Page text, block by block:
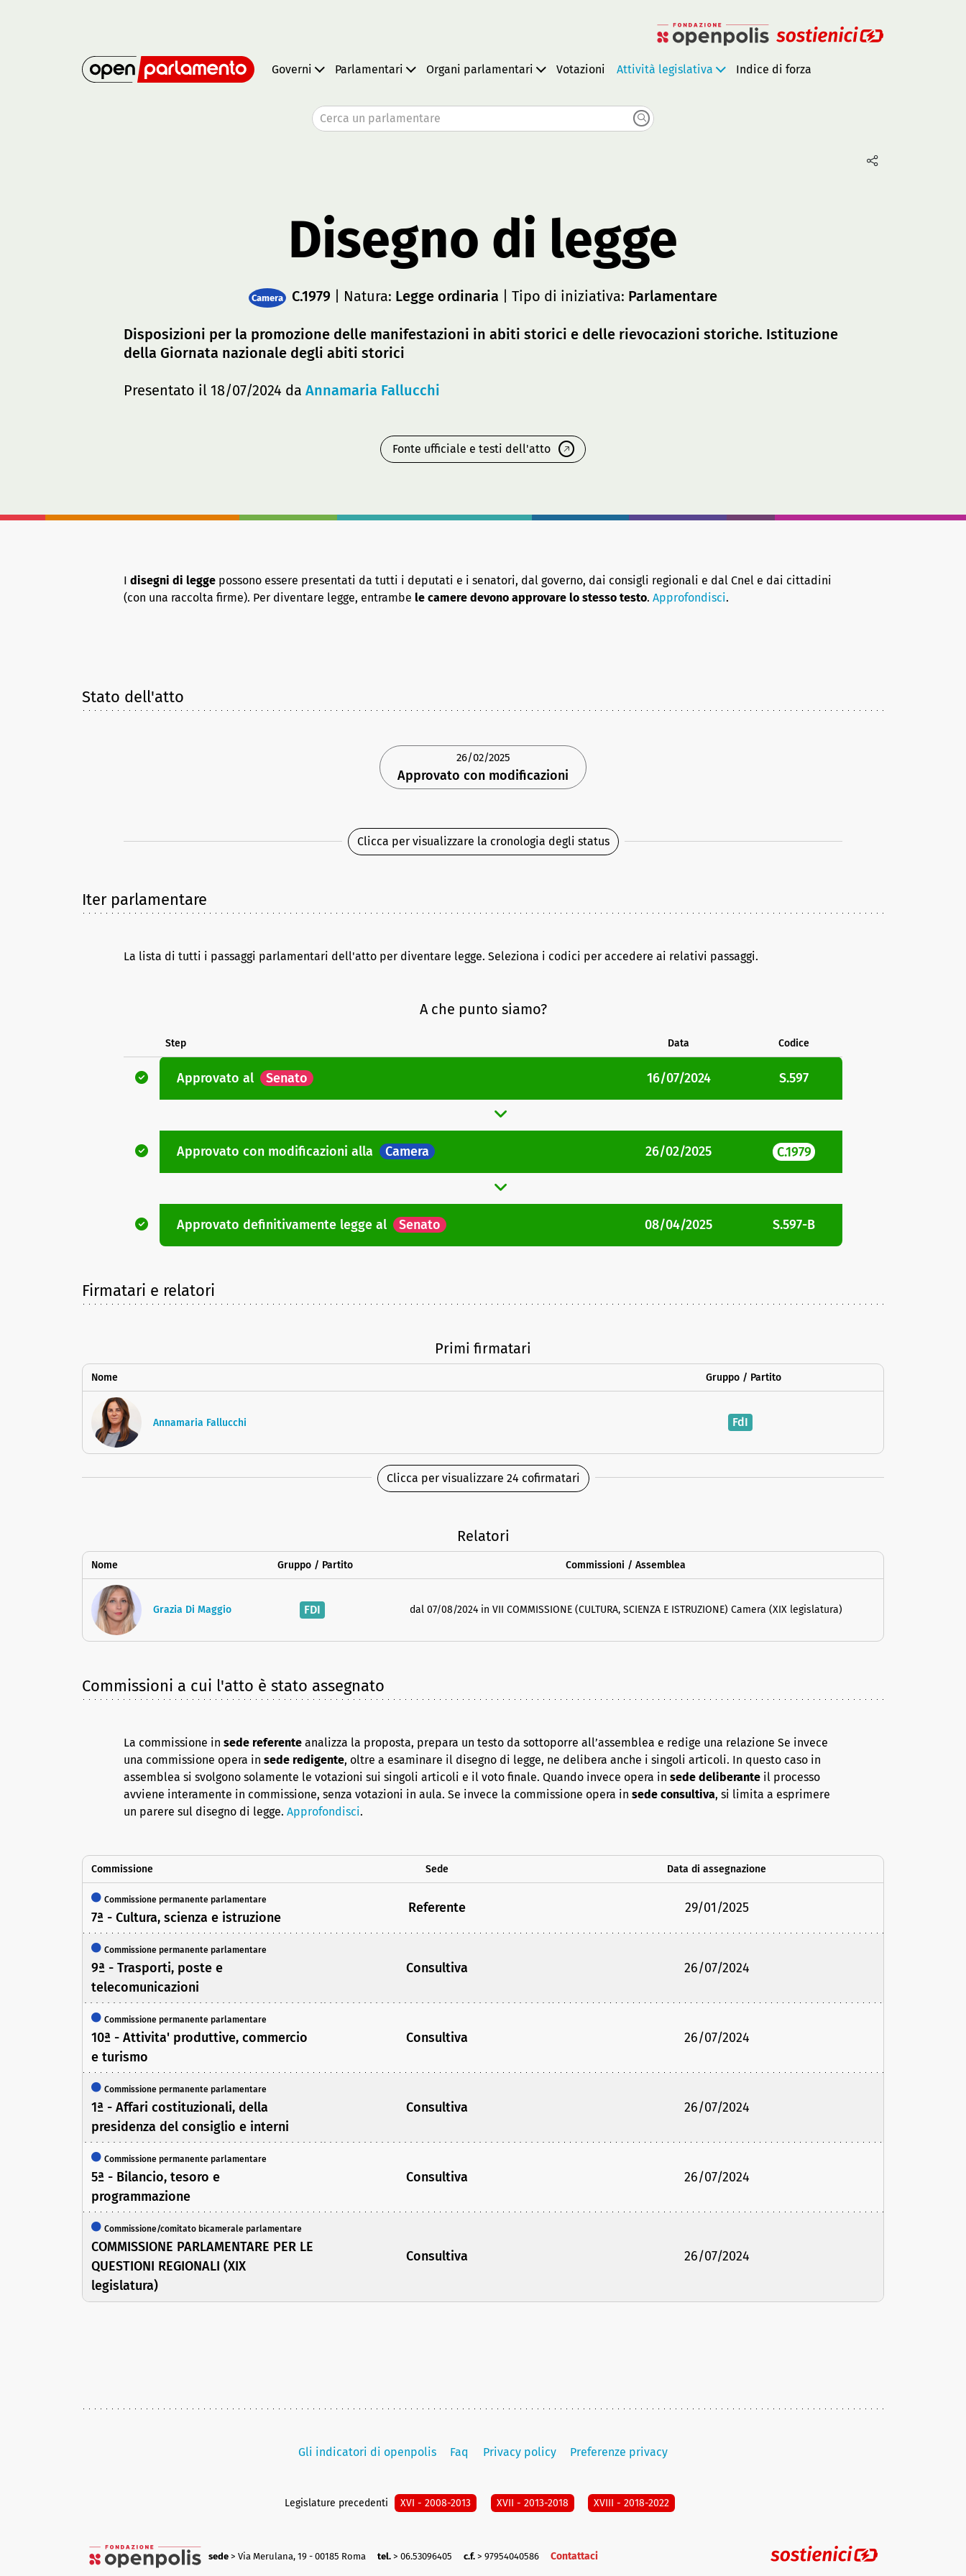
Governi Parlamentari Organi parlamentari Votazioni Attività legislativa Indice di forza
Cerca un parlamentare
Disegno di legge
Camera C.1979 | Natura: Legge ordinaria | Tipo di iniziativa: Parlamentare
Disposizioni per la promozione delle manifestazioni in abiti storici e delle rievocazioni storiche. Istituzione
della Giornata nazionale degli abiti storici
Presentato il 18/07/2024 da Annamaria Fallucchi
Fonte ufficiale e testi dell'atto
I disegni di legge possono essere presentati da tutti i deputati e i senatori, dal governo, dai consigli regionali e dal Cnel e dai cittadini
(con una raccolta firme). Per diventare legge, entrambe le camere devono approvare lo stesso testo. Approfondisci.
Stato dell'atto
26/02/2025
Approvato con modificazioni
Clicca per visualizzare la cronologia degli status
Iter parlamentare
La lista di tutti i passaggi parlamentari dell'atto per diventare legge. Seleziona i codici per accedere ai relativi passaggi.
A che punto siamo?
Step Data Codice
Approvato al Senato 16/07/2024 S.597
Approvato con modificazioni alla Camera 26/02/2025 C.1979
Approvato definitivamente legge al Senato 08/04/2025 S.597-B
Firmatari e relatori
Primi firmatari
Nome Gruppo / Partito
Annamaria Fallucchi FdI
Clicca per visualizzare 24 cofirmatari
Relatori
Nome Gruppo / Partito Commissioni / Assemblea
Grazia Di Maggio FDI dal 07/08/2024 in VII COMMISSIONE (CULTURA, SCIENZA E ISTRUZIONE) Camera (XIX legislatura)
Commissioni a cui l'atto è stato assegnato
La commissione in sede referente analizza la proposta, prepara un testo da sottoporre all’assemblea e redige una relazione Se invece
una commissione opera in sede redigente, oltre a esaminare il disegno di legge, ne delibera anche i singoli articoli. In questo caso in
assemblea si svolgono solamente le votazioni sui singoli articoli e il voto finale. Quando invece opera in sede deliberante il processo
avviene interamente in commissione, senza votazioni in aula. Se invece la commissione opera in sede consultiva, si limita a esprimere
un parere sul disegno di legge. Approfondisci.
Commissione Sede Data di assegnazione
Commissione permanente parlamentare
7ª - Cultura, scienza e istruzione
Referente 29/01/2025
Commissione permanente parlamentare
9ª - Trasporti, poste e
telecomunicazioni
Consultiva 26/07/2024
Commissione permanente parlamentare
10ª - Attivita' produttive, commercio
e turismo
Consultiva 26/07/2024
Commissione permanente parlamentare
1ª - Affari costituzionali, della
presidenza del consiglio e interni
Consultiva 26/07/2024
Commissione permanente parlamentare
5ª - Bilancio, tesoro e
programmazione
Consultiva 26/07/2024
Commissione/comitato bicamerale parlamentare
COMMISSIONE PARLAMENTARE PER LE
QUESTIONI REGIONALI (XIX
legislatura)
Consultiva 26/07/2024
Gli indicatori di openpolis Faq Privacy policy Preferenze privacy
Legislature precedenti XVI - 2008-2013 XVII - 2013-2018 XVIII - 2018-2022
sede > Via Merulana, 19 - 00185 Roma tel. > 06.53096405 c.f. > 97954040586 Contattaci